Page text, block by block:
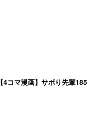
【4コマ漫画】サボり先輩185